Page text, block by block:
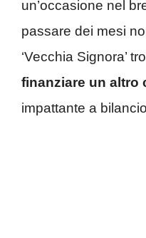
un’occasione nel
passare dei mesi
‘Vecchia Signora’
finanziare un altro
impattante a